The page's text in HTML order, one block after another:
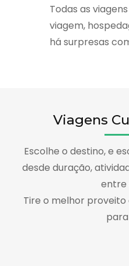
Todas as
viagem,
há surpresas
Viagens
Escolhe o destino, e
desde duração,
entre
Tire o melhor